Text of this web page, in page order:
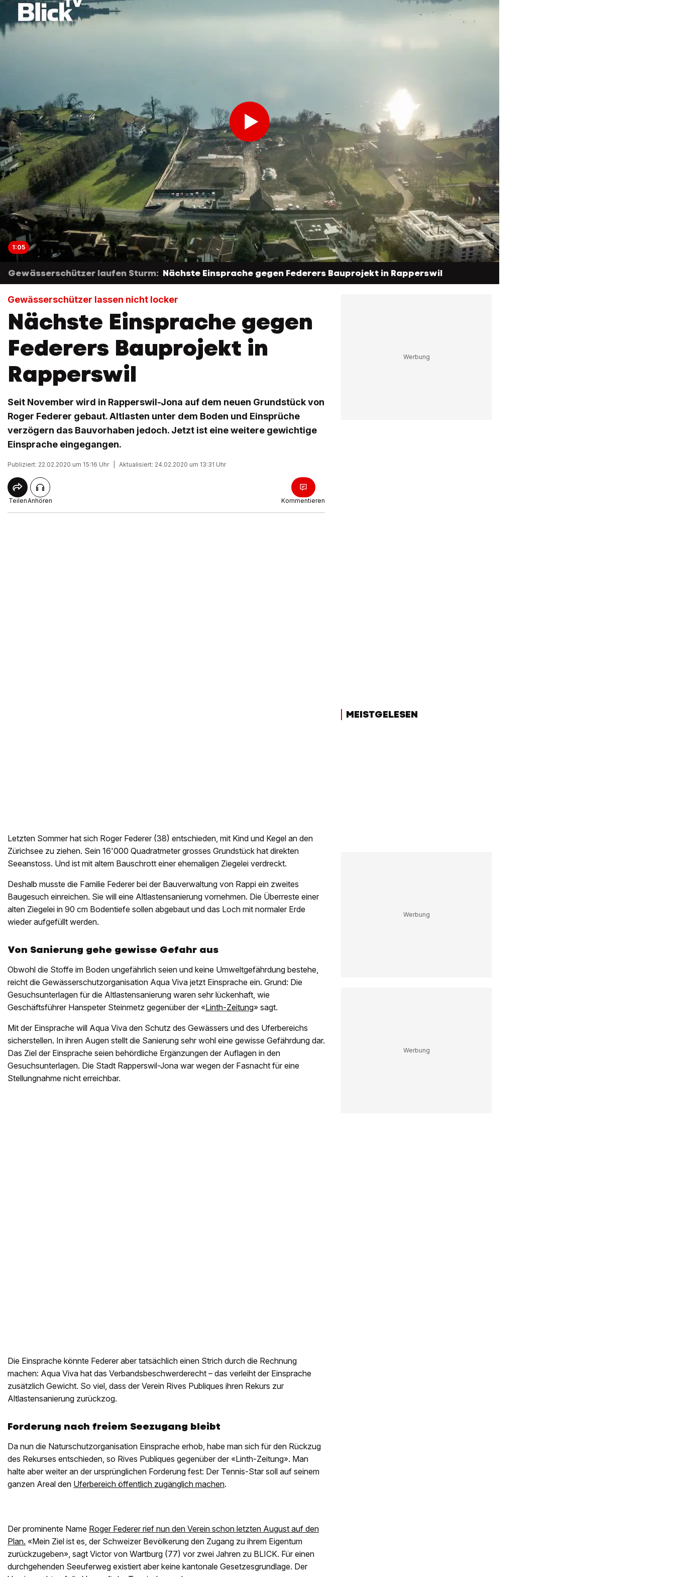
1:05
Gewässerschützer laufen Sturm: Nächste Einsprache gegen Federers Bauprojekt in Rapperswil
Gewässerschützer lassen nicht locker
Nächste Einsprache gegen
Federers Bauprojekt in
Rapperswil
Seit November wird in Rapperswil-Jona auf dem neuen Grundstück von
Roger Federer gebaut. Altlasten unter dem Boden und Einsprüche
verzögern das Bauvorhaben jedoch. Jetzt ist eine weitere gewichtige
Einsprache eingegangen.
Publiziert: 22.02.2020 um 15:16 Uhr Aktualisiert: 24.02.2020 um 13:31 Uhr
TeilenAnhören Kommentieren
Letzten Sommer hat sich Roger Federer (38) entschieden, mit Kind und Kegel an den
Zürichsee zu ziehen. Sein 16'000 Quadratmeter grosses Grundstück hat direkten
Seeanstoss. Und ist mit altem Bauschrott einer ehemaligen Ziegelei verdreckt.
Deshalb musste die Familie Federer bei der Bauverwaltung von Rappi ein zweites
Baugesuch einreichen. Sie will eine Altlastensanierung vornehmen. Die Überreste einer
alten Ziegelei in 90 cm Bodentiefe sollen abgebaut und das Loch mit normaler Erde
wieder aufgefüllt werden.
Von Sanierung gehe gewisse Gefahr aus
Obwohl die Stoffe im Boden ungefährlich seien und keine Umweltgefährdung bestehe,
reicht die Gewässerschutzorganisation Aqua Viva jetzt Einsprache ein. Grund: Die
Gesuchsunterlagen für die Altlastensanierung waren sehr lückenhaft, wie
Geschäftsführer Hanspeter Steinmetz gegenüber der «Linth-Zeitung» sagt.
Mit der Einsprache will Aqua Viva den Schutz des Gewässers und des Uferbereichs
sicherstellen. In ihren Augen stellt die Sanierung sehr wohl eine gewisse Gefährdung dar.
Das Ziel der Einsprache seien behördliche Ergänzungen der Auflagen in den
Gesuchsunterlagen. Die Stadt Rapperswil-Jona war wegen der Fasnacht für eine
Stellungnahme nicht erreichbar.
Die Einsprache könnte Federer aber tatsächlich einen Strich durch die Rechnung
machen: Aqua Viva hat das Verbandsbeschwerderecht – das verleiht der Einsprache
zusätzlich Gewicht. So viel, dass der Verein Rives Publiques ihren Rekurs zur
Altlastensanierung zurückzog.
Forderung nach freiem Seezugang bleibt
Da nun die Naturschutzorganisation Einsprache erhob, habe man sich für den Rückzug
des Rekurses entschieden, so Rives Publiques gegenüber der «Linth-Zeitung». Man
halte aber weiter an der ursprünglichen Forderung fest: Der Tennis-Star soll auf seinem
ganzen Areal den Uferbereich öffentlich zugänglich machen.
Der prominente Name Roger Federer rief nun den Verein schon letzten August auf den
Plan. «Mein Ziel ist es, der Schweizer Bevölkerung den Zugang zu ihrem Eigentum
zurückzugeben», sagt Victor von Wartburg (77) vor zwei Jahren zu BLICK. Für einen
durchgehenden Seeuferweg existiert aber keine kantonale Gesetzesgrundlage. Der
MEISTGELESEN